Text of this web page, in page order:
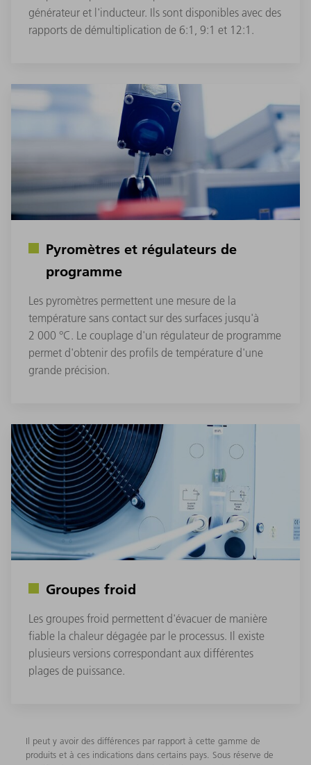
générateur et l'inducteur. Ils sont disponibles avec des
rapports de démultiplication de 6:1, 9:1 et 12:1.
Pyromètres et régulateurs de
programme
Les pyromètres permettent une mesure de la
température sans contact sur des surfaces jusqu'à
2 000 °C. Le couplage d'un régulateur de programme
permet d'obtenir des profils de température d'une
grande précision.
Groupes froid
Les groupes froid permettent d'évacuer de manière
fiable la chaleur dégagée par le processus. Il existe
plusieurs versions correspondant aux différentes
plages de puissance.
Il peut y avoir des différences par rapport à cette gamme de
produits et à ces indications dans certains pays. Sous réserve de